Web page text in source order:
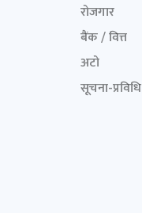
रोजगार
बैंक / वित्त
अटो
सूचना-प्रविधि